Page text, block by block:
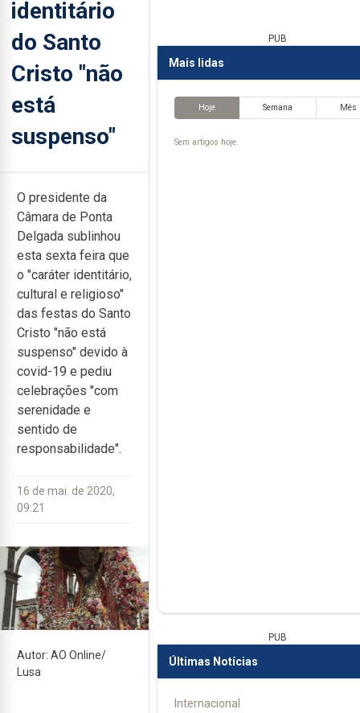
identitário
do Santo
Cristo "não
está
suspenso"
O presidente da
Câmara de Ponta
Delgada sublinhou
esta sexta feira que
o "caráter identitário,
cultural e religioso"
das festas do Santo
Cristo "não está
suspenso" devido à
covid-19 e pediu
celebrações "com
serenidade e
sentido de
responsabilidade".
16 de mai. de 2020,
09:21
Autor: AO Online/
Lusa
PUB
Mais lidas
Hoje Semana Mês
Sem artigos hoje.
PUB
Últimas Notícias
Internacional